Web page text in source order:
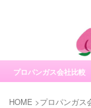
プロパンガス会社比較
HOME >プロパンガス